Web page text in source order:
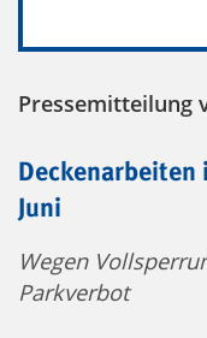
Pressemitteilung
Deckenarbeiten
Juni
Wegen
Parkverbot